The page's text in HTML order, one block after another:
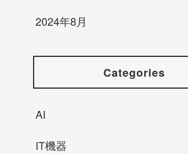
2024年8月
Categories
AI
IT機器